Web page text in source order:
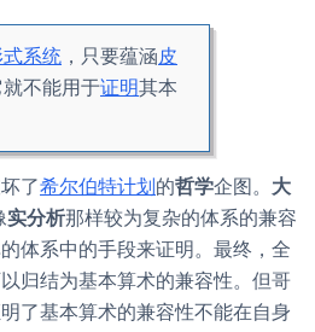
式系统 ，只要蕴涵皮
就不能用于证明其本
了希尔伯特计划 的哲学企图。 大
实分析那样较为复杂的体系的兼容
体系中的手段来证明。最终，全
归结为基本算术的兼容性。但哥
了基本算术的兼容性不能在自身